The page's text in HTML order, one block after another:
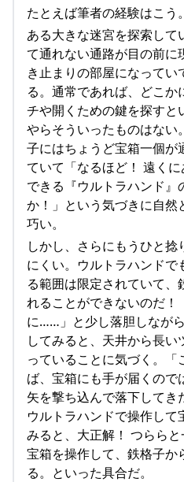
たとえば筆者の経験はこう。
ある大きな迷宮を探索して
て通れない通路が目の前に
き止まりの部屋になって
る。通常であれば、どこか
チや開くための鍵を探すと
やらそういったものはない
子にはちょうど宝箱一個が
ていて「なるほど！ 遠く
できる『ウルトラハンド』
か！」という気づきに自然
巧い。
しかし、さらにもうひと
にくい。ウルトラハンドで
る範囲は限定されていて
れることができないのだ！
に……」と少し落胆しなが
してみると、天井から長
っていることに気づく。「
ば、宝箱にも手が届くので
矢を撃ち込んで落下してき
ウルトラハンドで操作して
みると、大正解！ つらら
宝箱を操作して、鉄格子か
る。といった具合だ。